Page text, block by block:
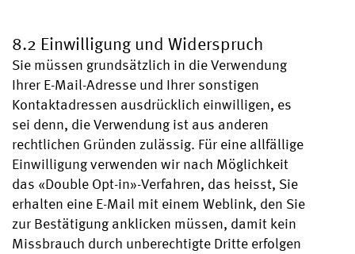
8.2 Einwilligung und Widerspruch
Sie müssen grundsätzlich in die Verwendung
Ihrer E-Mail-Adresse und Ihrer sonstigen
Kontaktadressen ausdrücklich einwilligen, es
sei denn, die Verwendung ist aus anderen
rechtlichen Gründen zulässig. Für eine allfällige
Einwilligung verwenden wir nach Möglichkeit
das «Double Opt-in»-Verfahren, das heisst, Sie
erhalten eine E-Mail mit einem Weblink, den Sie
zur Bestätigung anklicken müssen, damit kein
Missbrauch durch unberechtigte Dritte erfolgen